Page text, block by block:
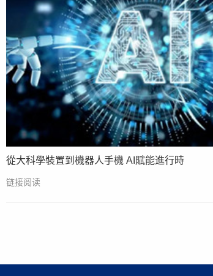
從大科學裝置到機器人手機 AI賦能進行時
链接阅读